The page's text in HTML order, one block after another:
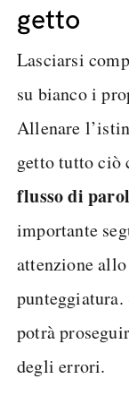
getto
Lasciarsi
su bianco i
Allenare
getto tutto ciò
flusso di
importante
attenzione
potrà
degli errori.